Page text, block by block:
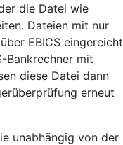
die Datei wie
Dateien mit nur
EBICS eingereicht
Bankrechner mit
diese Datei dann
erneut
unabhängig von der